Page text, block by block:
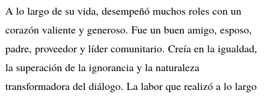
A lo largo de su vida, desempeñó muchos roles con un
corazón valiente y generoso. Fue un buen amigo, esposo,
padre, proveedor y líder comunitario. Creía en la igualdad,
la superación de la ignorancia y la naturaleza
transformadora del diálogo. La labor que realizó a lo largo